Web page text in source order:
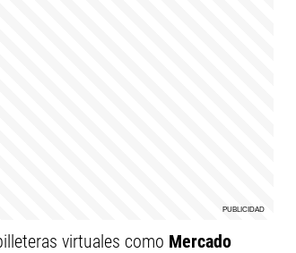
virtuales como Mercado